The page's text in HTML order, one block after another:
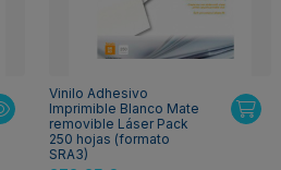
Vinilo Adhesivo
Imprimible Blanco Mate
removible Láser Pack
250 hojas (formato
SRA3)